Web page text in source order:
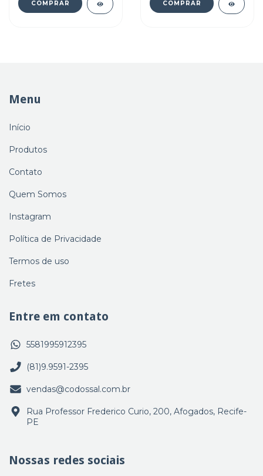
Menu
Início
Produtos
Contato
Quem Somos
Instagram
Política de Privacidade
Termos de uso
Fretes
Entre em contato
5581995912395
(81)9.9591-2395
vendas@codossal.com.br
Rua Professor Frederico Curio, 200, Afogados, Recife-
PE
Nossas redes sociais